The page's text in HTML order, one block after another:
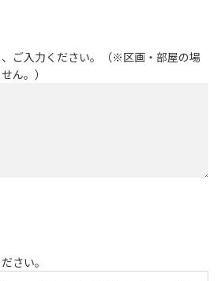
ご入力ください。（※区画・部屋の場
ん。）
さい。